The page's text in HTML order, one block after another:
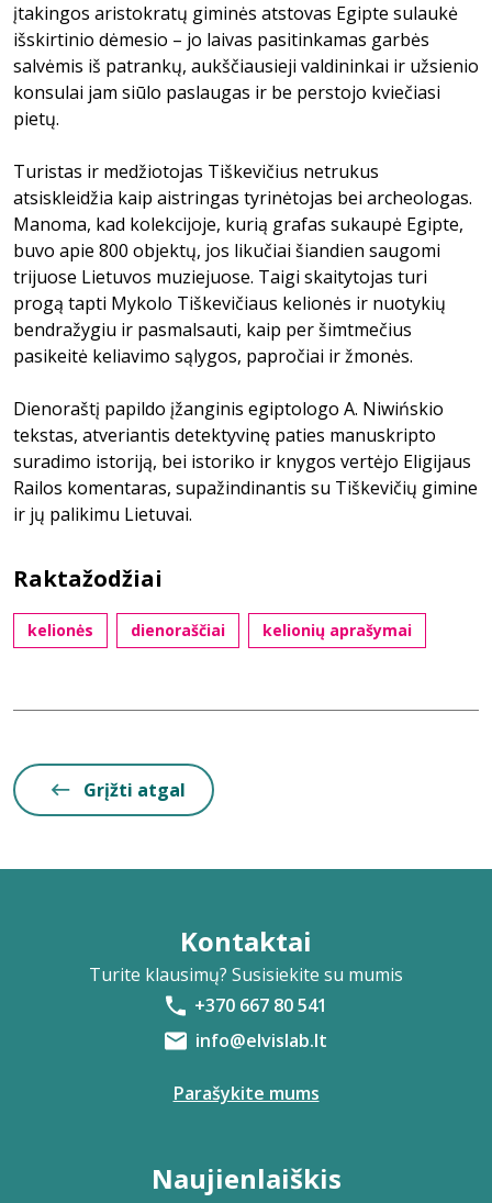
įtakingos aristokratų giminės atstovas Egipte sulaukė
išskirtinio dėmesio – jo laivas pasitinkamas garbės
salvėmis iš patrankų, aukščiausieji valdininkai ir užsienio
konsulai jam siūlo paslaugas ir be perstojo kviečiasi
pietų.
Turistas ir medžiotojas Tiškevičius netrukus
atsiskleidžia kaip aistringas tyrinėtojas bei archeologas.
Manoma, kad kolekcijoje, kurią grafas sukaupė Egipte,
buvo apie 800 objektų, jos likučiai šiandien saugomi
trijuose Lietuvos muziejuose. Taigi skaitytojas turi
progą tapti Mykolo Tiškevičiaus kelionės ir nuotykių
bendražygiu ir pasmalsauti, kaip per šimtmečius
pasikeitė keliavimo sąlygos, papročiai ir žmonės.
Dienoraštį papildo įžanginis egiptologo A. Niwińskio
tekstas, atveriantis detektyvinę paties manuskripto
suradimo istoriją, bei istoriko ir knygos vertėjo Eligijaus
Railos komentaras, supažindinantis su Tiškevičių gimine
ir jų palikimu Lietuvai.
Raktažodžiai
kelionės dienoraščiai kelionių aprašymai
Grįžti atgal
Kontaktai
Turite klausimų? Susisiekite su mumis
+370 667 80 541
info@elvislab.lt
Parašykite mums
Naujienlaiškis